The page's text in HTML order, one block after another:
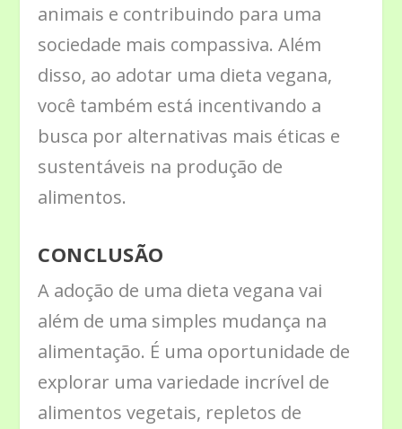
animais e contribuindo para uma
sociedade mais compassiva. Além
disso, ao adotar uma dieta vegana,
você também está incentivando a
busca por alternativas mais éticas e
sustentáveis na produção de
alimentos.
CONCLUSÃO
A adoção de uma dieta vegana vai
além de uma simples mudança na
alimentação. É uma oportunidade de
explorar uma variedade incrível de
alimentos vegetais, repletos de